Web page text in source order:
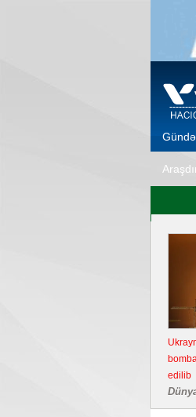
edilib